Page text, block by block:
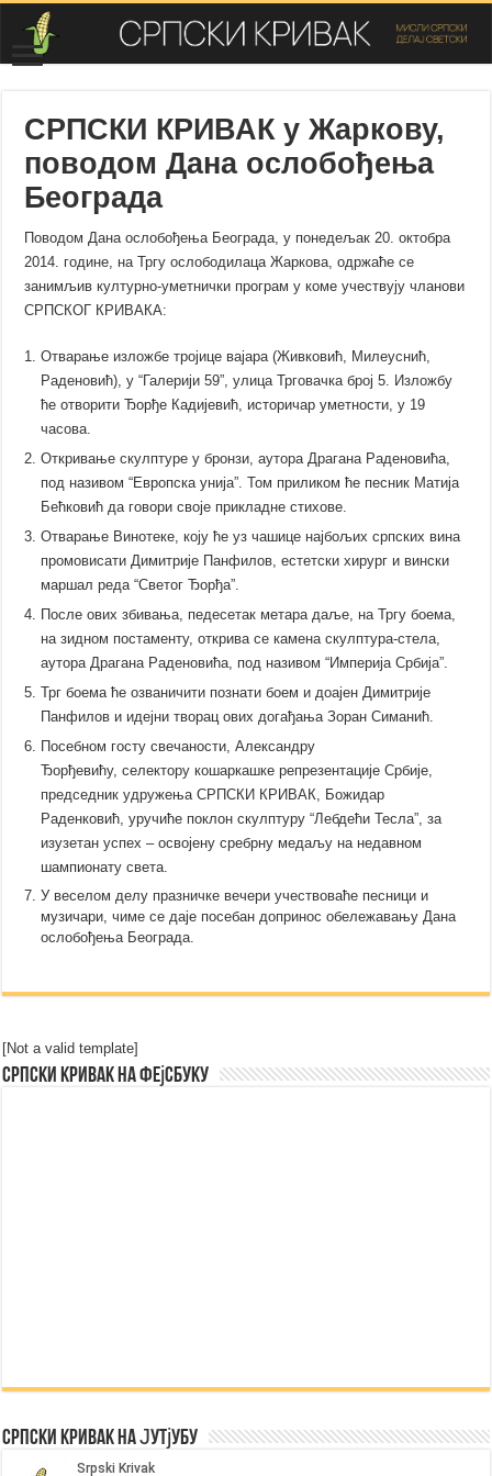
СРПСКИ КРИВАК у Жаркову,
поводом Дана ослобођења
Београда
Поводом Дана ослобођења Београда, у понедељак 20. октобра
2014. године, на Тргу ослободилаца Жаркова, одржаће се
занимљив културно-уметнички програм у коме учествују чланови
СРПСКОГ КРИВАКА:
Отварање изложбе тројице вајара (Живковић, Милеуснић,
Раденовић), у “Галерији 59”, улица Трговачка број 5. Изложбу
ће отворити Ђорђе Кадијевић, историчар уметности,у 19
часова
Откривање скулптуре у бронзи,аутора Драгана Раденовића
под називом “Европска унија”. Том приликом ће песник Матија
Бећковић да говори своје прикладне стихове.
Отварање Винотеке, коју ће уз чашице најбољих српских вина
промовисати Димитрије Панфилов, естетски хирург и вински
маршал реда “Светог Ђорђа”.
После ових збивања, педесетак метара даље, на Тргу боема,
на зидном постаменту,открива се камена скулптура-стела,
аутора Драгана Раденовића, под називом “Империја Србија”.
Трг боема ће озваничити познати боем и доајен Димитрије
Панфилов и идејни творац ових догађања Зоран Симанић.
Посебном госту свечаности,Александру
Ђорђевићу,селектору кошаркашке репрезентације Србије,
председник удружења СРПСКИ КРИВАК, Божидар
Раденковић, уручиће поклон скулптуру “Лебдећи Тесла”, за
изузетан успех – освојену сребрну медаљу на недавном
шампионату света.
У веселом делу празничке вечери учествоваће песници и
музичари, чиме се даје посебан допринос обележавању Дана
ослобођења Београда.
[Not a valid template]
Српски Кривак на Фејсбуку
Српски Кривак на Јутјубу